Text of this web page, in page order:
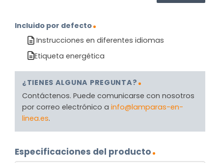
Incluido por defecto
Instrucciones en diferentes idiomas
Etiqueta energética
¿TIENES ALGUNA PREGUNTA?
Contáctenos. Puede comunicarse con nosotros
por correo electrónico a info@lamparas-en-
linea.es.
Especificaciones del producto